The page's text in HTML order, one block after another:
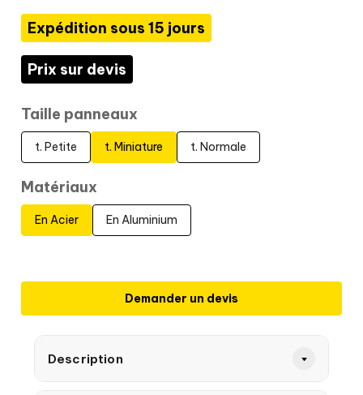
Expédition sous 15 jours
Prix sur devis
Taille panneaux
t. Petite t. Miniature t. Normale
Matériaux
En Acier En Aluminium
Demander un devis
Description